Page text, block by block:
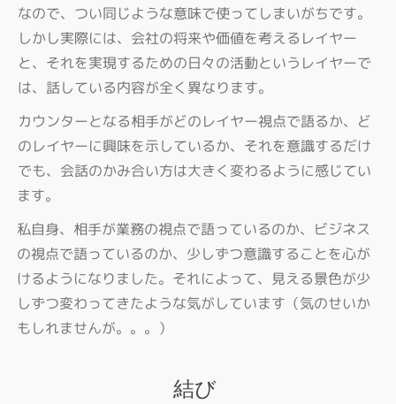
なので、つい同じような意味で使ってしまいがちです。
しかし実際には、会社の将来や価値を考えるレイヤー
と、それを実現するための日々の活動というレイヤーで
は、話している内容が全く異なります。
カウンターとなる相手がどのレイヤー視点で語るか、ど
のレイヤーに興味を示しているか、それを意識するだけ
でも、会話のかみ合い方は大きく変わるように感じてい
ます。
私自身、相手が業務の視点で語っているのか、ビジネス
の視点で語っているのか、少しずつ意識することを心が
けるようになりました。それによって、見える景色が少
しずつ変わってきたような気がしています（気のせいか
もしれませんが。。。）
結び